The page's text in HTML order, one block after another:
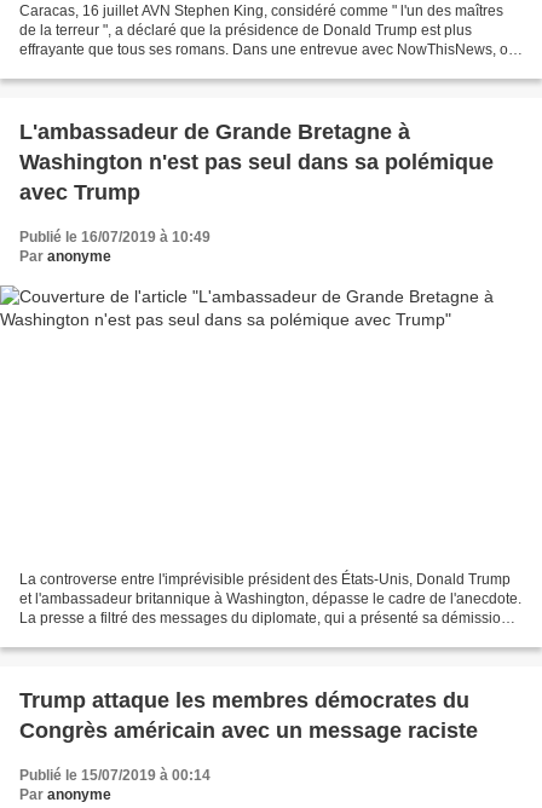
Caracas, 16 juillet AVN Stephen King, considéré comme " l'un des maîtres
de la terreur ", a déclaré que la présidence de Donald Trump est plus
effrayante que tous ses romans. Dans une entrevue avec NowThisNews, on
L'ambassadeur de Grande Bretagne à
Washington n'est pas seul dans sa polémique
avec Trump
Publié le 16/07/2019 à 10:49
Par anonyme
La controverse entre l'imprévisible président des États-Unis, Donald Trump
et l'ambassadeur britannique à Washington, dépasse le cadre de l'anecdote.
La presse a filtré des messages du diplomate, qui a présenté sa démission,
Trump attaque les membres démocrates du
Congrès américain avec un message raciste
Publié le 15/07/2019 à 00:14
Par anonyme